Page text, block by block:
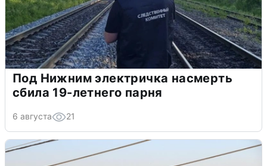
Под Нижним электричка насмерть
сбила 19-летнего парня
6 августа 21